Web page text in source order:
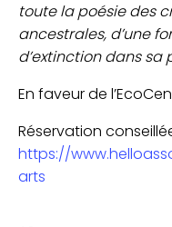
toute la poésie des
ancestrales, d’une
d’extinction dans
En faveur de
Réservation
https://
arts